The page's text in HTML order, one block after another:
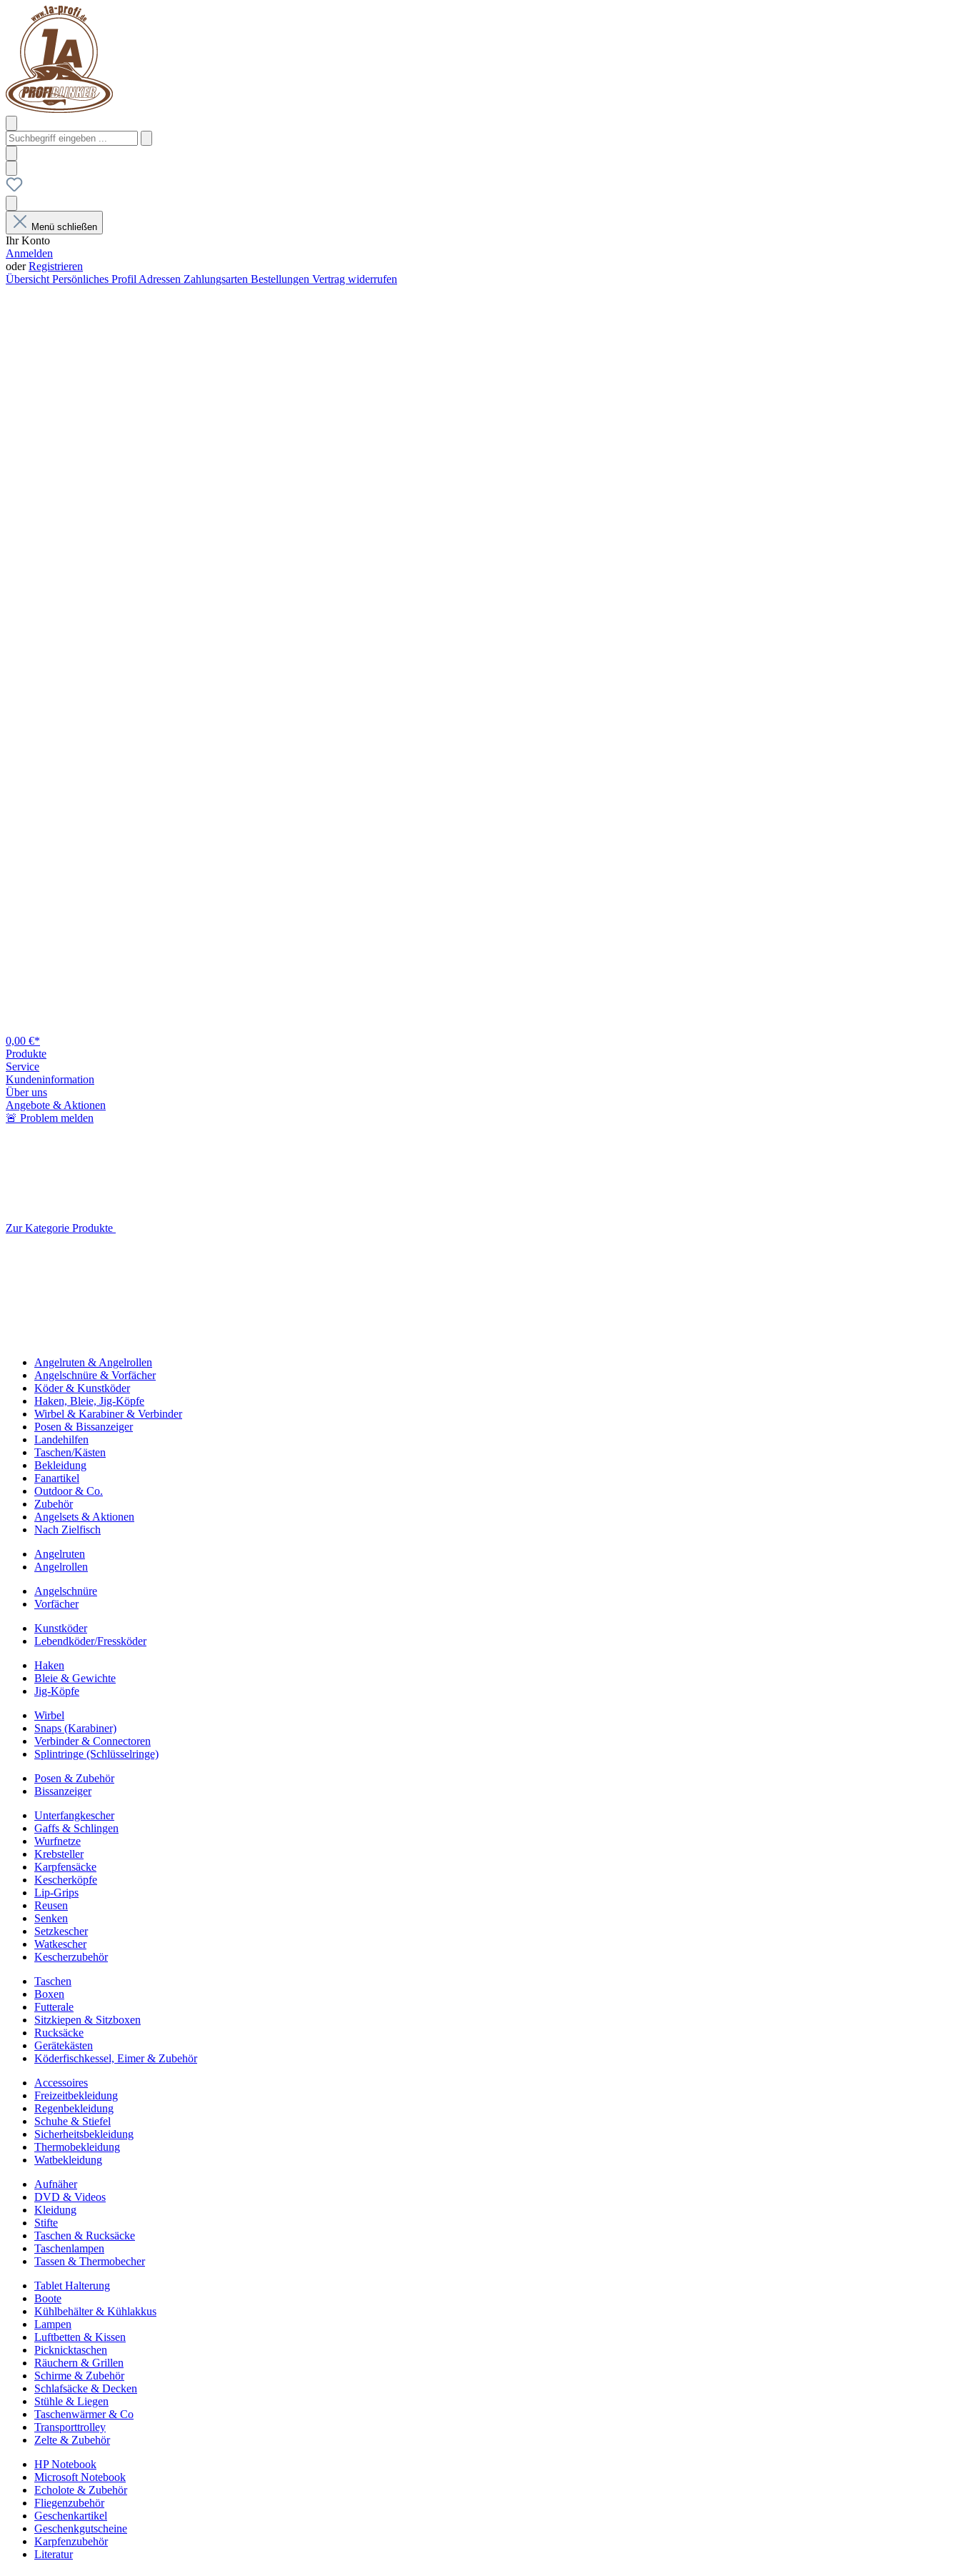
Menü schließen
Ihr Konto
Anmelden
oderRegistrieren
Übersicht Persönliches Profil Adressen Zahlungsarten Bestellungen Vertrag widerrufen
0,00 €*
Produkte
Service
Kundeninformation
Über uns
Angebote & Aktionen
🚨 Problem melden
Zur Kategorie Produkte
Angelruten & Angelrollen
Angelschnüre & Vorfächer
Köder & Kunstköder
Haken, Bleie, Jig-Köpfe
Wirbel & Karabiner & Verbinder
Posen & Bissanzeiger
Landehilfen
Taschen/Kästen
Bekleidung
Fanartikel
Outdoor & Co.
Zubehör
Angelsets & Aktionen
Nach Zielfisch
Angelruten
Angelrollen
Angelschnüre
Vorfächer
Kunstköder
Lebendköder/Fressköder
Haken
Bleie & Gewichte
Jig-Köpfe
Wirbel
Snaps (Karabiner)
Verbinder & Connectoren
Splintringe (Schlüsselringe)
Posen & Zubehör
Bissanzeiger
Unterfangkescher
Gaffs & Schlingen
Wurfnetze
Krebsteller
Karpfensäcke
Kescherköpfe
Lip-Grips
Reusen
Senken
Setzkescher
Watkescher
Kescherzubehör
Taschen
Boxen
Futterale
Sitzkiepen & Sitzboxen
Rucksäcke
Gerätekästen
Köderfischkessel, Eimer & Zubehör
Accessoires
Freizeitbekleidung
Regenbekleidung
Schuhe & Stiefel
Sicherheitsbekleidung
Thermobekleidung
Watbekleidung
Aufnäher
DVD & Videos
Kleidung
Stifte
Taschen & Rucksäcke
Taschenlampen
Tassen & Thermobecher
Tablet Halterung
Boote
Kühlbehälter & Kühlakkus
Lampen
Luftbetten & Kissen
Picknicktaschen
Räuchern & Grillen
Schirme & Zubehör
Schlafsäcke & Decken
Stühle & Liegen
Taschenwärmer & Co
Transporttrolley
Zelte & Zubehör
HP Notebook
Microsoft Notebook
Echolote & Zubehör
Fliegenzubehör
Geschenkartikel
Geschenkgutscheine
Karpfenzubehör
Literatur